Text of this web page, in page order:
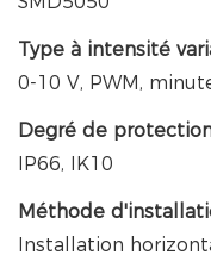
Type à intensité
0-10 V, PWM,
Degré de
IP66, IK10
Méthode
Installation